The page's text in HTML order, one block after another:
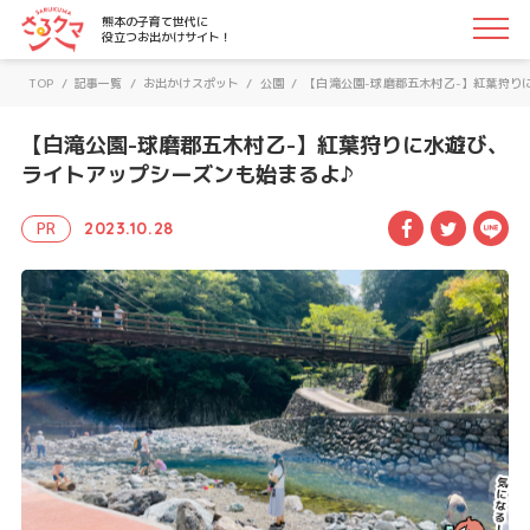
さるクマ-さるこう、熊本-｜熊本の子育て世代に役立つお
熊本の子育て世代に
役立つお出かけサイト！
TOP / 記事一覧 / お出かけスポット / 公園 / 【白滝公園-球磨郡五木村乙-】紅葉狩
【白滝公園-球磨郡五木村乙-】紅葉狩りに水遊び、
ライトアップシーズンも始まるよ♪
PR 2023.10.28 Facebook